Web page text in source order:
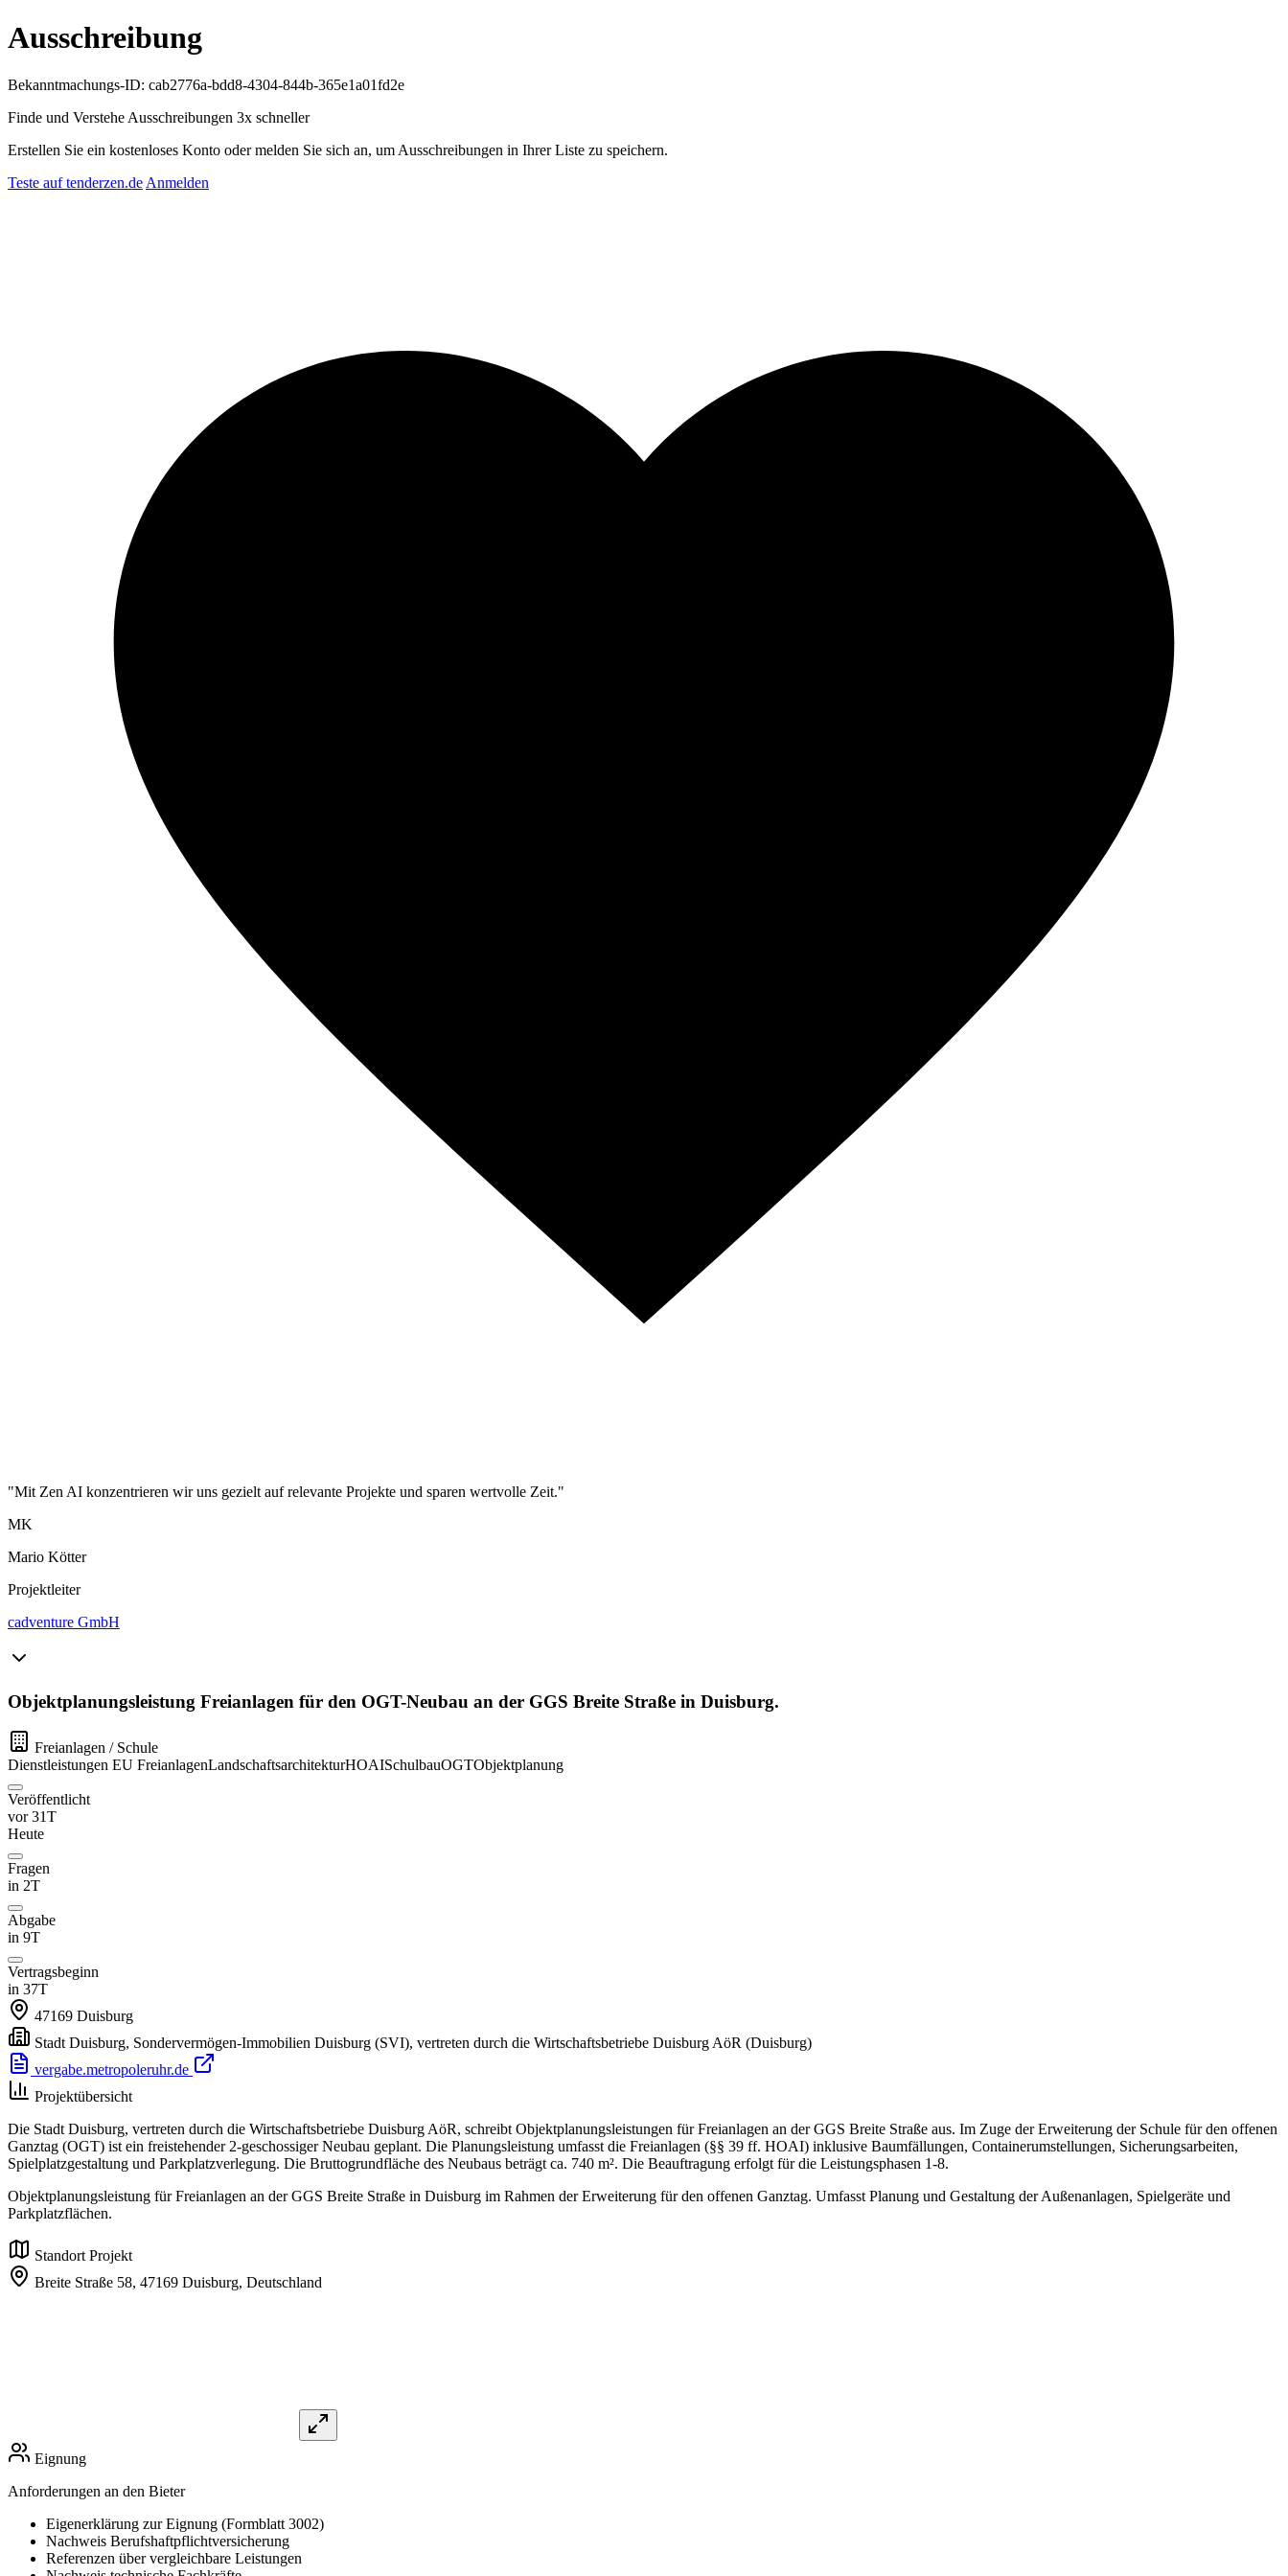
Ausschreibung
Bekanntmachungs-ID: cab2776a-bdd8-4304-844b-365e1a01fd2e
Finde und Verstehe Ausschreibungen 3x schneller
Erstellen Sie ein kostenloses Konto oder melden Sie sich an, um Ausschreibungen in Ihrer Liste zu speichern.
Teste auf tenderzen.de Anmelden
"Mit Zen AI konzentrieren wir uns gezielt auf relevante Projekte und sparen wertvolle Zeit."
MK
Mario Kötter
Projektleiter
cadventure GmbH
Objektplanungsleistung Freianlagen für den OGT-Neubau an der GGS Breite Straße in Duisburg.
Freianlagen / Schule
Dienstleistungen EU FreianlagenLandschaftsarchitekturHOAISchulbauOGTObjektplanung
Veröffentlicht
vor 31T
Heute
Fragen
in 2T
Abgabe
in 9T
Vertragsbeginn
in 37T
47169 Duisburg
Stadt Duisburg, Sondervermögen-Immobilien Duisburg (SVI), vertreten durch die Wirtschaftsbetriebe Duisburg AöR (Duisburg)
vergabe.metropoleruhr.de
Projektübersicht
Die Stadt Duisburg, vertreten durch die Wirtschaftsbetriebe Duisburg AöR, schreibt Objektplanungsleistungen für Freianlagen an der GGS Breite Straße aus. Im Zuge der Erweiterung der Schule für den offenen
Ganztag (OGT) ist ein freistehender 2-geschossiger Neubau geplant. Die Planungsleistung umfasst die Freianlagen (§§ 39 ff. HOAI) inklusive Baumfällungen, Containerumstellungen, Sicherungsarbeiten,
Spielplatzgestaltung und Parkplatzverlegung. Die Bruttogrundfläche des Neubaus beträgt ca. 740 m². Die Beauftragung erfolgt für die Leistungsphasen 1-8.
Objektplanungsleistung für Freianlagen an der GGS Breite Straße in Duisburg im Rahmen der Erweiterung für den offenen Ganztag. Umfasst Planung und Gestaltung der Außenanlagen, Spielgeräte und
Parkplatzflächen.
Standort Projekt
Breite Straße 58, 47169 Duisburg, Deutschland
Eignung
Anforderungen an den Bieter
Eigenerklärung zur Eignung (Formblatt 3002)
Nachweis Berufshaftpflichtversicherung
Referenzen über vergleichbare Leistungen